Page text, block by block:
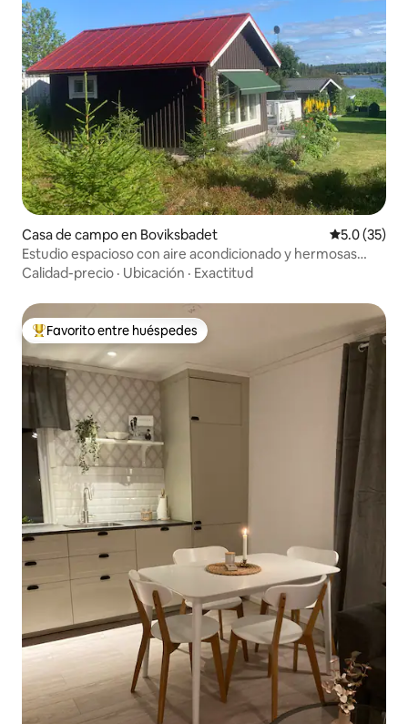
Casa de campo en Boviksbadet Calificación
5.0 (35)
Estudio espacioso con aire acondicionado y hermosas
vistas al mar
Calidad-precio · Ubicación · Exactitud
Favorito entre huéspedes preferido
Favorito entre huéspedes